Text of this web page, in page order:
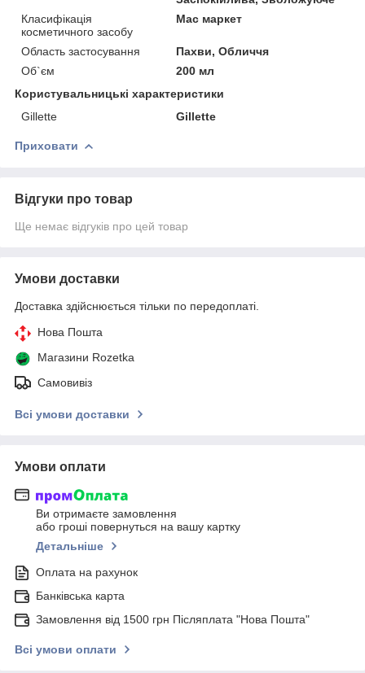
Класифікація
косметичного засобу
Мас маркет
Область застосування
Пахви, Обличчя
Об`єм
200 мл
Користувальницькі характеристики
Gillette
Gillette
Приховати
Відгуки про товар
Ще немає відгуків про цей товар
Умови доставки
Доставка здійснюється тільки по передоплаті.
Нова Пошта
Магазини Rozetka
Самовивіз
Всі умови доставки
Умови оплати
Ви отримаєте замовлення
або гроші повернуться на вашу картку
Детальніше
Оплата на рахунок
Банківська карта
Замовлення від 1500 грн Післяплата "Нова Пошта"
Всі умови оплати